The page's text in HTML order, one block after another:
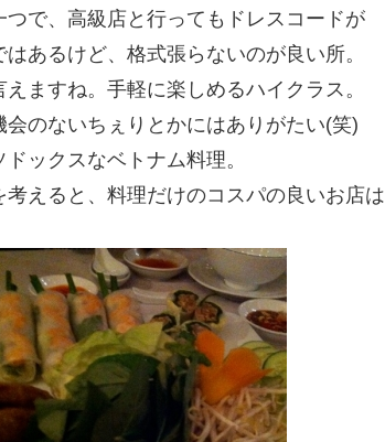
で、高級店と行ってもドレスコードが
あるけど、格式張らないのが良い所。
ますね。手軽に楽しめるハイクラス。
のないちぇりとかにはありがたい(笑)
ックスなベトナム料理。
えると、料理だけのコスパの良いお店は